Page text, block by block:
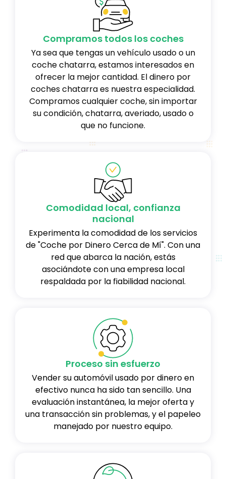
Compramos todos los coches
Ya sea que tengas un vehículo usado o un
coche chatarra, estamos interesados en
ofrecer la mejor cantidad. El dinero por
coches chatarra es nuestra especialidad.
Compramos cualquier coche, sin importar
su condición, chatarra, averiado, usado o
que no funcione.
Comodidad local, confianza
nacional
Experimenta la comodidad de los servicios
de "Coche por Dinero Cerca de Mí". Con una
red que abarca la nación, estás
asociándote con una empresa local
respaldada por la fiabilidad nacional.
Proceso sin esfuerzo
Vender su automóvil usado por dinero en
efectivo nunca ha sido tan sencillo. Una
evaluación instantánea, la mejor oferta y
una transacción sin problemas, y el papeleo
manejado por nuestro equipo.